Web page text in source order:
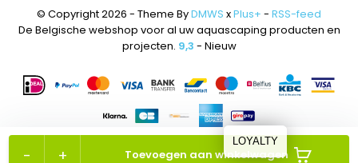
+
- Toevoegen aan winkelwagen
© Copyright 2026 - Theme ByDMWS xPlus+ - RSS-feed
De Belgische webshop voor al uw aquascaping producten en
projecten. 9,3 - Nieuw
LOYALTY